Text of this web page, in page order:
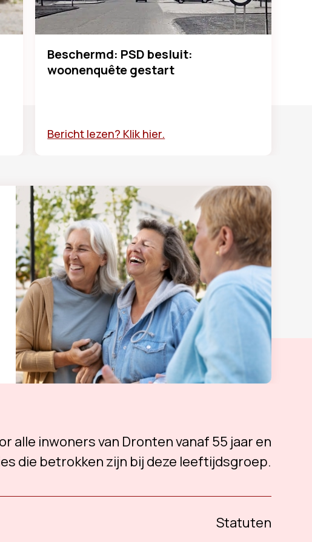
Beschermd: PSD besluit:
woonenquête gestart
Bericht lezen? Klik hier.
alle inwoners van Dronten vanaf 55 jaar en
die betrokken zijn bij deze leeftijdsgroep.
Statuten